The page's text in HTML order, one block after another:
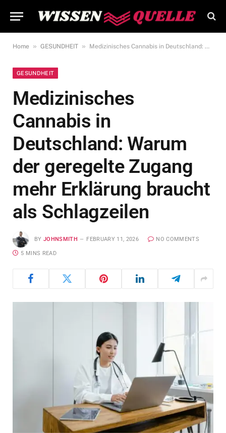
Home » GESUNDHEIT » Medizinisches Cannabis in Deutschland: Warum der geregelte Zugang mehr Erklärung braucht als Schlagzeilen
GESUNDHEIT
Medizinisches
Cannabis in
Deutschland: Warum
der geregelte Zugang
mehr Erklärung braucht
als Schlagzeilen
BY JOHNSMITH FEBRUARY 11, 2026 NO COMMENTS
5 MINS READ